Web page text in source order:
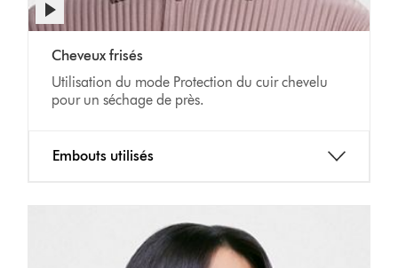
Transcript
la
transcription
de
vidéo
Cheveux frisés
Utilisation du mode Protection du cuir chevelu
pour un séchage de près.
Embouts utilisés